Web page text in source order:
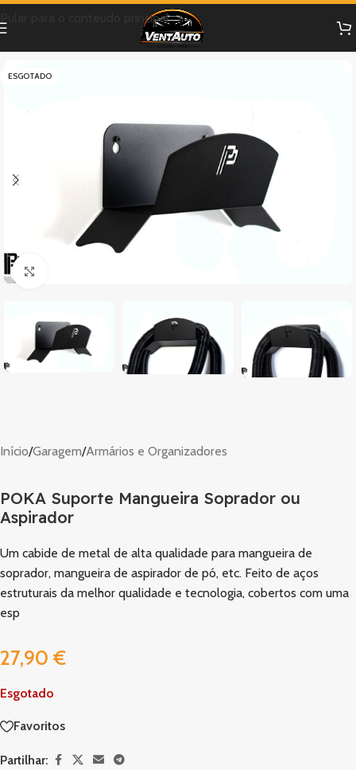
Pular para o conteúdo principal
ESGOTADO
Início/Garagem/Armários e Organizadores
POKA Suporte Mangueira Soprador ou
Aspirador
Um cabide de metal de alta qualidade para mangueira de
soprador, mangueira de aspirador de pó, etc. Feito de aços
estruturais da melhor qualidade e tecnologia, cobertos com uma
esp
27,90 €
Esgotado
Favoritos
Partilhar: